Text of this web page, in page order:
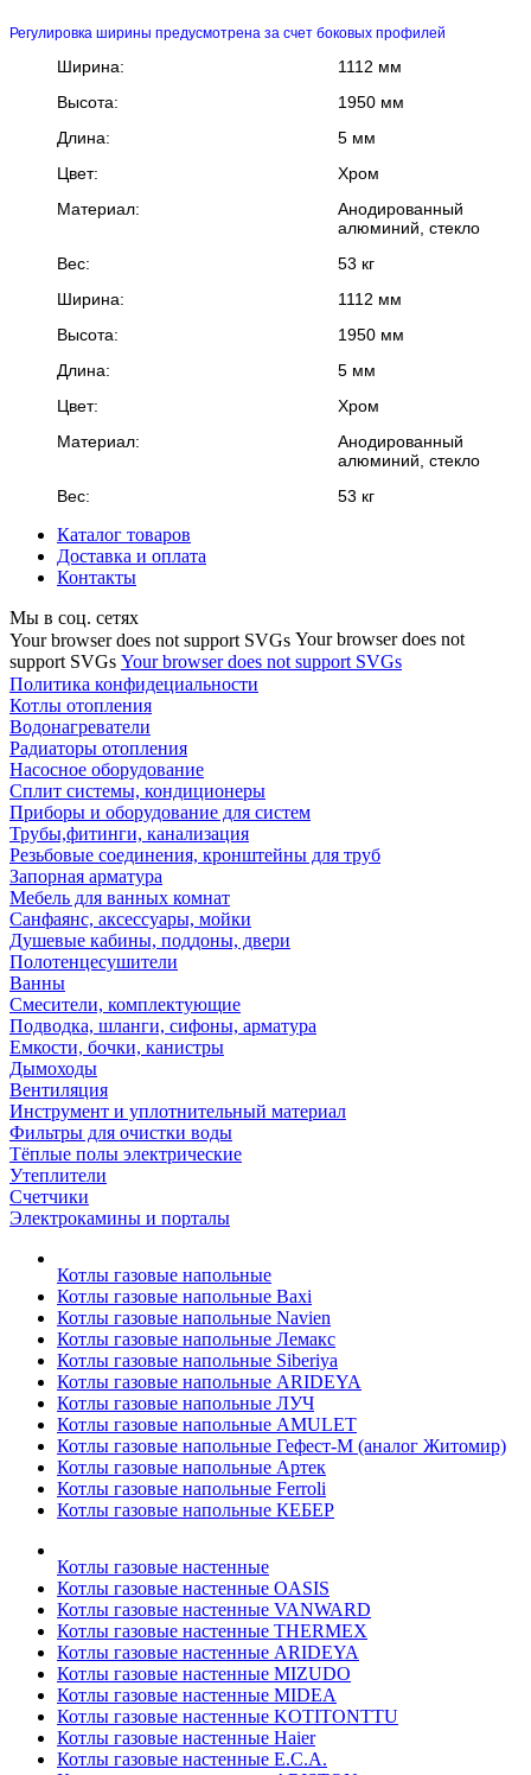
Регулировка ширины предусмотрена за счет боковых профилей
Ширина:
1112 мм
Высота:
1950 мм
Длина:
5 мм
Цвет:
Хром
Материал:
Анодированный
алюминий, стекло
Вес:
53 кг
Ширина:
1112 мм
Высота:
1950 мм
Длина:
5 мм
Цвет:
Хром
Материал:
Анодированный
алюминий, стекло
Вес:
53 кг
Каталог товаров
Доставка и оплата
Контакты
Мы в соц. сетях
Your browser does not support SVGs Your browser does not
support SVGs Your browser does not support SVGs
Политика конфидециальности
Котлы отопления
Водонагреватели
Радиаторы отопления
Насосное оборудование
Сплит системы, кондиционеры
Приборы и оборудование для систем
Трубы,фитинги, канализация
Резьбовые соединения, кронштейны для труб
Запорная арматура
Мебель для ванных комнат
Санфаянс, аксессуары, мойки
Душевые кабины, поддоны, двери
Полотенцесушители
Ванны
Смесители, комплектующие
Подводка, шланги, сифоны, арматура
Емкости, бочки, канистры
Дымоходы
Вентиляция
Инструмент и уплотнительный материал
Фильтры для очистки воды
Тёплые полы электрические
Утеплители
Счетчики
Электрокамины и порталы
Котлы газовые напольные
Котлы газовые напольные Baxi
Котлы газовые напольные Navien
Котлы газовые напольные Лемакс
Котлы газовые напольные Siberiya
Котлы газовые напольные ARIDEYA
Котлы газовые напольные ЛУЧ
Котлы газовые напольные AMULET
Котлы газовые напольные Гефест-М (аналог Житомир)
Котлы газовые напольные Артек
Котлы газовые напольные Ferroli
Котлы газовые напольные КЕБЕР
Котлы газовые настенные
Котлы газовые настенные OASIS
Котлы газовые настенные VANWARD
Котлы газовые настенные THERMEX
Котлы газовые настенные ARIDEYA
Котлы газовые настенные MIZUDO
Котлы газовые настенные MIDEA
Котлы газовые настенные KOTITONTTU
Котлы газовые настенные Haier
Котлы газовые настенные E.C.A.